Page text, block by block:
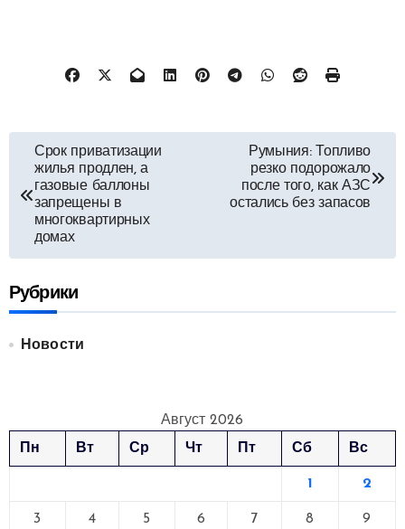
Навигация
по
записям
Срок приватизации
жилья продлен, а
газовые баллоны
запрещены в
многоквартирных
домах
Румыния: Топливо
резко подорожало
после того, как АЗС
остались без запасов
Рубрики
Новости
Август 2026
Пн
Вт Ср Чт Пт Сб Вс
1 2
3 4 5 6 7 8 9